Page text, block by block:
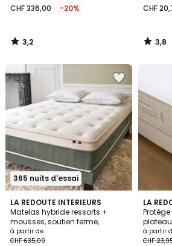
CHF 336,00 -20%
3,2
/
CHF
3,8
/
365 nuits d'essai
LA REDOUTE INTERIEURS
Matelas hybride ressorts +
mousses, soutien ferme,
accueil enveloppant
à partir de
CHF 635,00
4,4
/ 5
LA
à partir
CHF
4,4
/ 5